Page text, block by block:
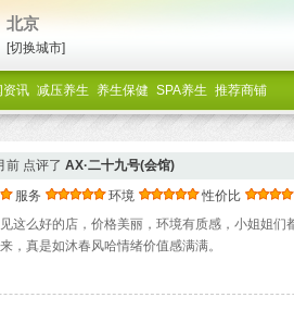
北京
[切换城市]
资讯 减压养生 养生保健 SPA养生 推荐商铺
前 点评了 ‌AX·二十九号(会馆)
服务 环境
性价比
这么好的店，价格美丽，环境有质感，小姐姐们
，真是如沐春风哈情绪价值感满满。